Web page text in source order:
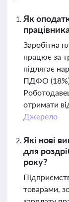
Як
Заробітна
працює за
підлягає
ПДФО (18%)
отримати
Джерело
Які нові
для
року?
товарами,